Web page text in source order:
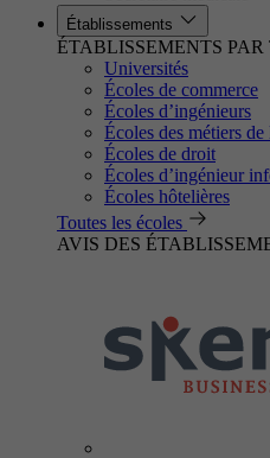
Établissements
ÉTABLISSEMENTS PAR
Universités
Écoles de commerce
Écoles d’ingénieurs
Écoles des métiers de
Écoles de droit
Écoles d’ingénieur
Écoles hôtelières
Toutes les écoles
AVIS DES